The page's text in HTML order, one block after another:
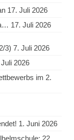
17. Juli 2026
17. Juli 2026
3) 7. Juli 2026
Juli 2026
im 2.
1. Juni 2026
22.